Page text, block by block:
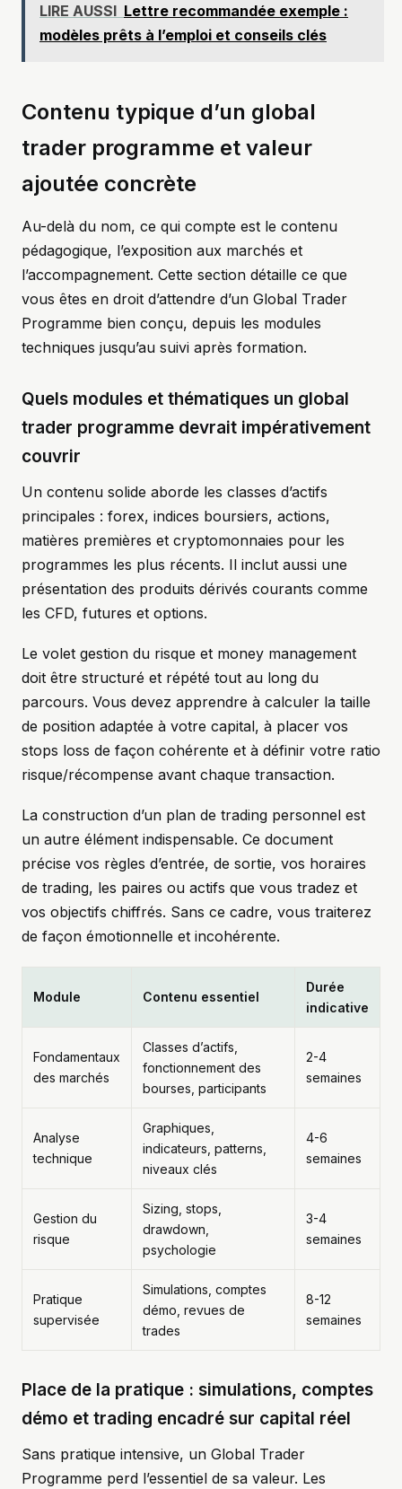
LIRE AUSSI Lettre recommandée exemple :
modèles prêts à l’emploi et conseils clés
Contenu typique d’un global
trader programme et valeur
ajoutée concrète
Au-delà du nom, ce qui compte est le contenu
pédagogique, l’exposition aux marchés et
l’accompagnement. Cette section détaille ce que
vous êtes en droit d’attendre d’un Global Trader
Programme bien conçu, depuis les modules
techniques jusqu’au suivi après formation.
Quels modules et thématiques un global
trader programme devrait impérativement
couvrir
Un contenu solide aborde les classes d’actifs
principales : forex, indices boursiers, actions,
matières premières et cryptomonnaies pour les
programmes les plus récents. Il inclut aussi une
présentation des produits dérivés courants comme
les CFD, futures et options.
Le volet gestion du risque et money management
doit être structuré et répété tout au long du
parcours. Vous devez apprendre à calculer la taille
de position adaptée à votre capital, à placer vos
stops loss de façon cohérente et à définir votre ratio
risque/récompense avant chaque transaction.
La construction d’un plan de trading personnel est
un autre élément indispensable. Ce document
précise vos règles d’entrée, de sortie, vos horaires
de trading, les paires ou actifs que vous tradez et
vos objectifs chiffrés. Sans ce cadre, vous traiterez
de façon émotionnelle et incohérente.
Module Contenu essentiel
Durée
indicative
Fondamentaux
des marchés
Classes d’actifs,
fonctionnement des
bourses, participants
2-4
semaines
Analyse
technique
Graphiques,
indicateurs, patterns,
niveaux clés
4-6
semaines
Gestion du
risque
Sizing, stops,
drawdown,
psychologie
3-4
semaines
Pratique
supervisée
Simulations, comptes
démo, revues de
trades
8-12
semaines
Place de la pratique : simulations, comptes
démo et trading encadré sur capital réel
Sans pratique intensive, un Global Trader
Programme perd l’essentiel de sa valeur. Les